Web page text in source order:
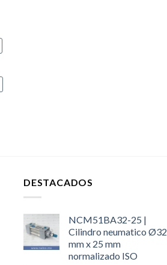
DESTACADOS
NCM51BA32-25 |
Cilindro neumatico Ø32
mm x 25 mm
normalizado ISO